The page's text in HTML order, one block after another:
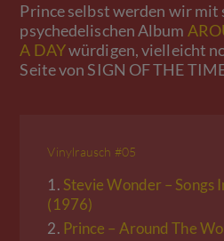
Prince selbst werden wir mit
psychedelischen Album
A DAYwürdigen, vielleicht
Seite von SIGN OF THE
Vinylrausch #05
1. Stevie Wonder – Songs
(1976)
2. Prince – Around The